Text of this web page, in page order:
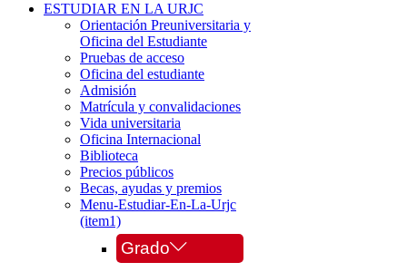
ESTUDIAR EN LA URJC
Orientación Preuniversitaria y
Oficina del Estudiante
Pruebas de acceso
Oficina del estudiante
Admisión
Matrícula y convalidaciones
Vida universitaria
Oficina Internacional
Biblioteca
Precios públicos
Becas, ayudas y premios
Menu-Estudiar-En-La-Urjc
(item1)
Grado